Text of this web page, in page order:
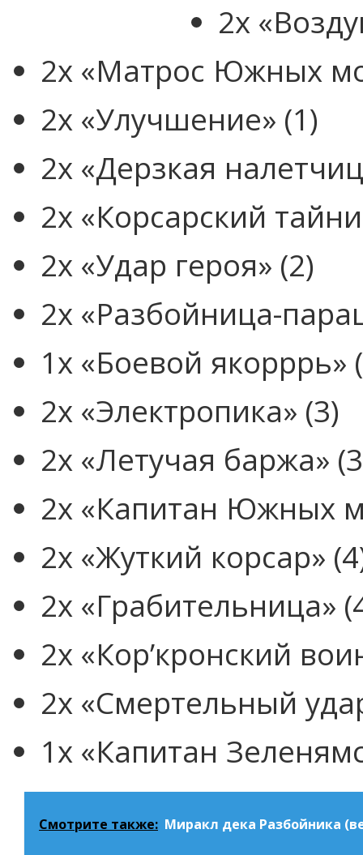
2x
2x «Матрос Южных
2x «Улучшение» (1)
2x «Дерзкая
2x «Корсарский
2x «Удар героя» (2)
2x «Разбойница-
1x «Боевой якорррь»
2x «Электропика» (3)
2x «Летучая баржа»
2x «Капитан Южных
2x «Жуткий корсар»
2x «Грабительница»
2x «Кор’кронский
2x «Смертельный
1x «Капитан
Смотрите также: Миракл дека Разбойника